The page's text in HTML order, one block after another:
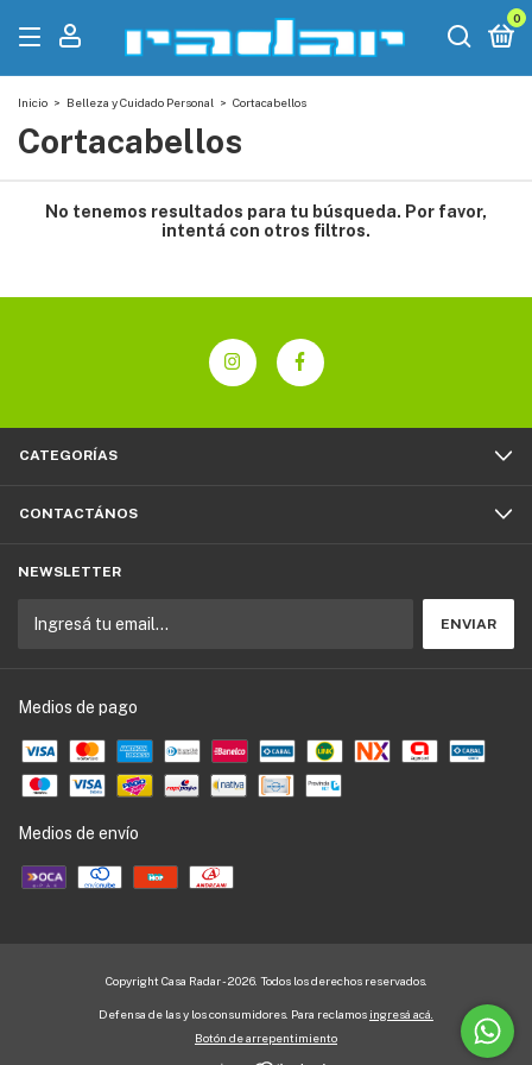
0
Inicio > Belleza y Cuidado Personal > Cortacabellos
Cortacabellos
No tenemos resultados para tu búsqueda. Por favor,
intentá con otros filtros.
CATEGORÍAS
CONTACTÁNOS
NEWSLETTER
Medios de pago
Medios de envío
Copyright Casa Radar - 2026. Todos los derechos reservados.
Defensa de las y los consumidores. Para reclamos ingresá acá.
Botón de arrepentimiento